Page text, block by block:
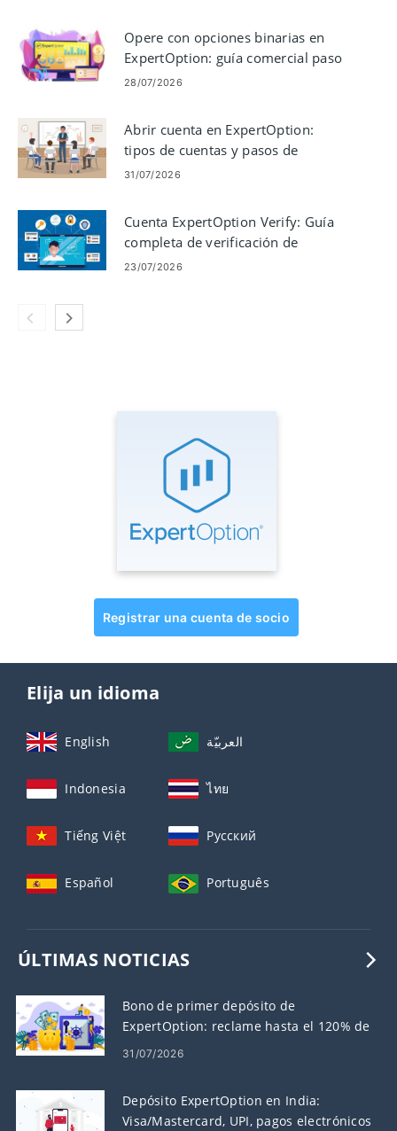
Opere con opciones binarias en
ExpertOption: guía comercial paso
a paso
28/07/2026
Abrir cuenta en ExpertOption:
tipos de cuentas y pasos de
configuración
31/07/2026
Cuenta ExpertOption Verify: Guía
completa de verificación de
identidad y documentos paso a
23/07/2026
Registrar una cuenta de socio
Elija un idioma
English العربيّة
Indonesia ไทย
Tiếng Việt Русский
Español Português
ÚLTIMAS NOTICIAS
Bono de primer depósito de
ExpertOption: reclame hasta el 120% de
su depósito
31/07/2026
Depósito ExpertOption en India:
Visa/Mastercard, UPI, pagos electrónicos